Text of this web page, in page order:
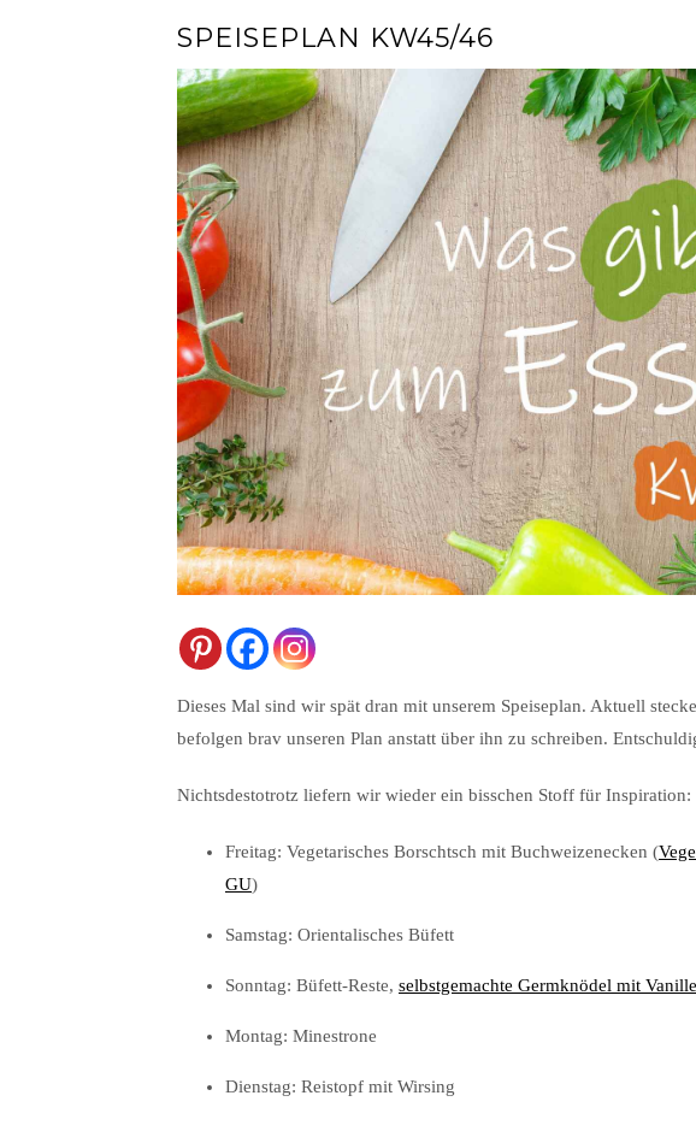
SPEISEPLAN KW45/46
Dieses Mal sind wir spät dran mit unserem Speiseplan. Aktuell
befolgen brav unseren Plan anstatt über ihn zu schreiben.
Nichtsdestotrotz liefern wir wieder ein bisschen Stoff für Inspiration:
Freitag: Vegetarisches Borschtsch mit Buchweizenecken (
GU)
Samstag: Orientalisches Büfett
Sonntag: Büfett-Reste, selbstgemachte Germknödel mit
Montag: Minestrone
Dienstag: Reistopf mit Wirsing